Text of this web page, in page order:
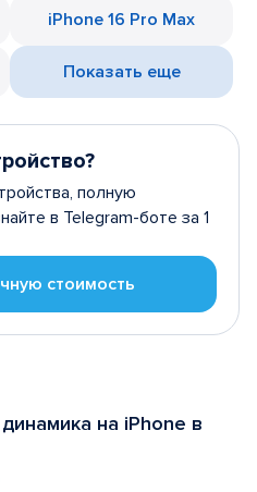
iPhone 16 Pro Max
Показать еще
полную
в Telegram-боте за 1
стоимость
на iPhone в